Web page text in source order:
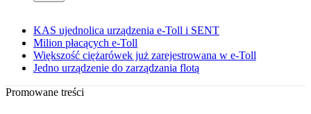
KAS ujednolica urządzenia e-Toll i SENT
Milion płacących e-Toll
Większość ciężarówek już zarejestrowana w e-Toll
Jedno urządzenie do zarządzania flotą
Promowane treści